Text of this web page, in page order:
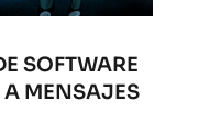
SOFTWARE
A MENSAJES